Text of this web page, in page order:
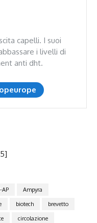
capelli. I suoi
i livelli di
anti dht.
5]
AP
Ampyra
biotech
brevetto
circolazione